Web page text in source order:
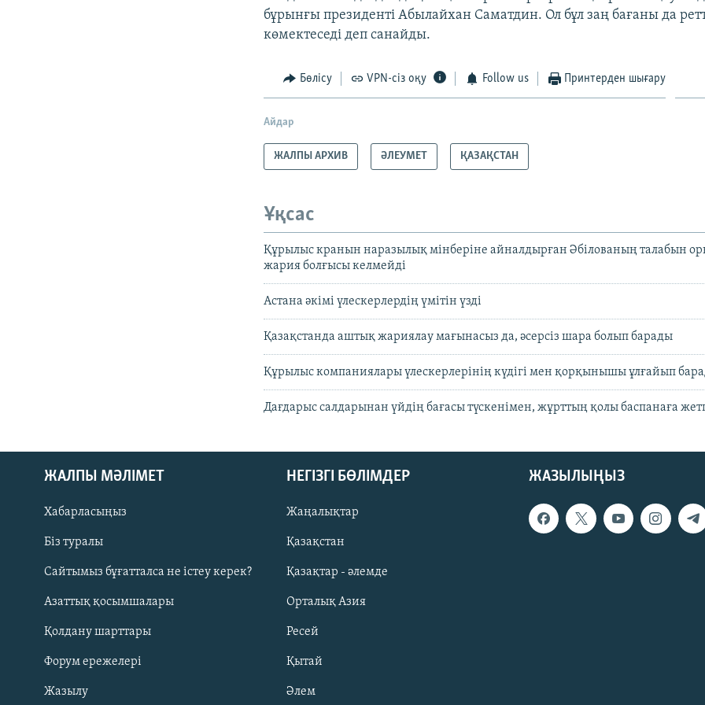
Русский
ЖАЗЫЛЫҢЫЗ
бұрынғы президенті Абылайхан Саматдин. Ол бұл заң бағаны да
көмектеседі деп санайды.
Бөлісу VPN-сіз оқу Follow us Принтерден шығару
Айдар
ЖАЛПЫ АРХИВ ӘЛЕУМЕТ ҚАЗАҚСТАН
Ұқсас
Құрылыс кранын наразылық мінберіне айналдырған Әбілованың талабын
жария болғысы келмейді
Астана әкімі үлескерлердің үмітін үзді
Қазақстанда аштық жариялау мағынасыз да, әсерсіз шара болып барады
Құрылыс компаниялары үлескерлерінің күдігі мен қорқынышы ұлғайып
Дағдарыс салдарынан үйдің бағасы түскенімен, жұрттың қолы баспанаға
ЖАЗЫЛЫҢЫЗ
ЖАЛПЫ МӘЛІМЕТ
Хабарласыңыз
Біз туралы
Сайтымыз бұғатталса не істеу керек?
Азаттық қосымшалары
Қолдану шарттары
Форум ережелері
Жазылу
НЕГІЗГІ БӨЛІМДЕР
Жаңалықтар
Қазақстан
Қазақтар - әлемде
Орталық Азия
Ресей
Қытай
Әлем